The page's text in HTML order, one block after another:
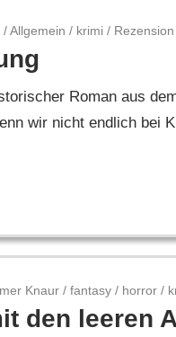
/Allgemein / krimi / Rezension
Roman aus
wir nicht endlich bei
Knaur /fantasy / horror /
den leeren